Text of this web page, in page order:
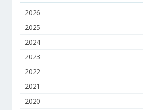
2026
2025
2024
2023
2022
2021
2020